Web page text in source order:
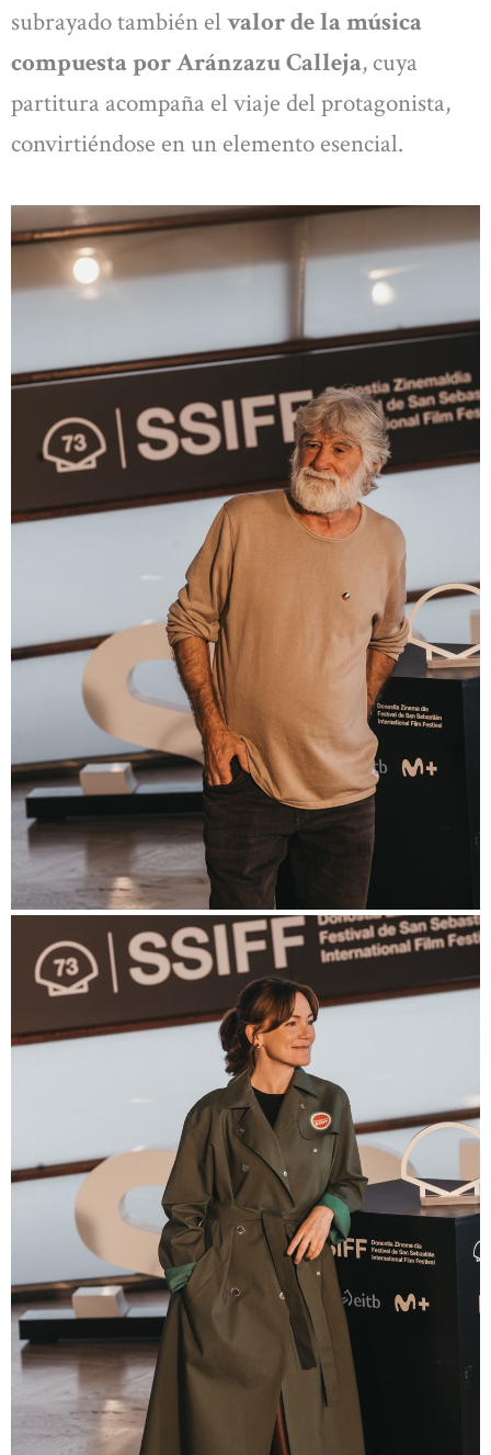
subrayado también el valor de la música
compuesta por Aránzazu Calleja, cuya
partitura acompaña el viaje del protagonista,
convirtiéndose en un elemento esencial.